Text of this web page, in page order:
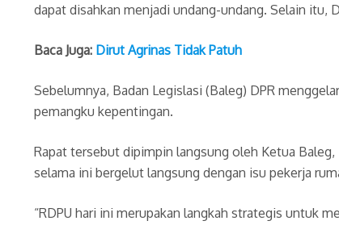
dapat disahkan menjadi undang-undang. Selain itu,
Baca Juga: Dirut Agrinas Tidak Patuh
Sebelumnya, Badan Legislasi (Baleg) DPR
pemangku kepentingan.
Rapat tersebut dipimpin langsung oleh Ketua
selama ini bergelut langsung dengan isu pekerja
“RDPU hari ini merupakan langkah strategis untuk